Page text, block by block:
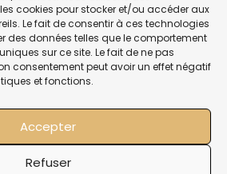
cookies pour stocker et/ou accéder aux
Le fait de consentir à ces technologies
des données telles que le comportement
sur ce site. Le fait de ne pas
consentement peut avoir un effet négatif
et fonctions.
Accepter
Refuser